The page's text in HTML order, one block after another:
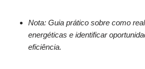
Nota: Guia prático sobre como
energéticas e identificar
eficiência.